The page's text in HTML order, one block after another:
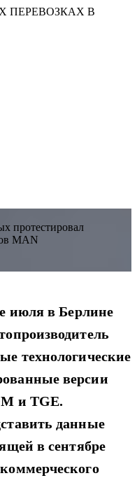
ПЕРЕВОЗКАХ В
протестировал
MAN
июля в Берлине
технологические
версии
и TGE.
данные
в сентябре